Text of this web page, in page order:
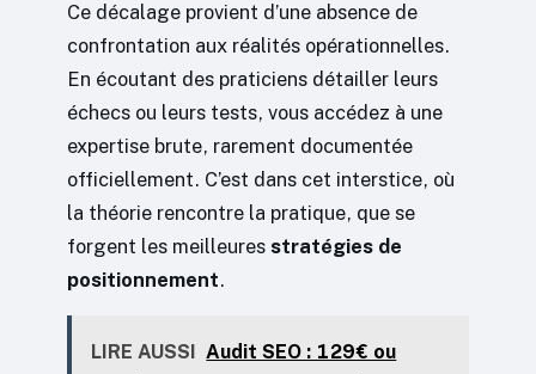
Ce décalage provient d’une absence de
confrontation aux réalités opérationnelles.
En écoutant des praticiens détailler leurs
échecs ou leurs tests, vous accédez à une
expertise brute, rarement documentée
officiellement. C’est dans cet interstice, où
la théorie rencontre la pratique, que se
forgent les meilleures stratégies de
positionnement.
LIRE AUSSI
Audit SEO : 129€ ou